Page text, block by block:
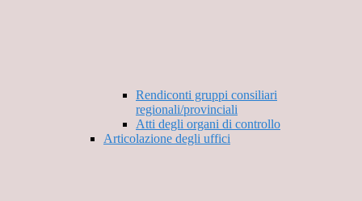
Rendiconti gruppi consiliari
regionali/provinciali
Atti degli organi di controllo
Articolazione degli uffici